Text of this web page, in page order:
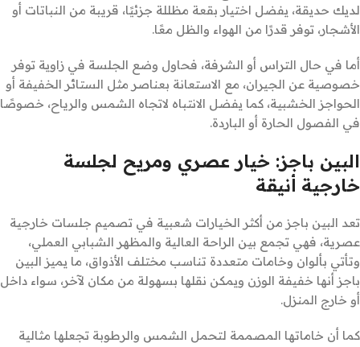
لديك حديقة، يفضل اختيار بقعة مظللة جزئيًا، قريبة من النباتات أو
الأشجار، توفر قدرًا من الهواء والظل معًا.
أما في حال التراس أو الشرفة، فحاول وضع الجلسة في زاوية توفر
خصوصية عن الجيران، مع الاستعانة بعناصر مثل الستائر الخفيفة أو
الحواجز الخشبية، كما يفضل الانتباه لاتجاه الشمس والرياح، خصوصًا
في الفصول الحارة أو الباردة.
البين باجز: خيار عصري ومريح لجلسة
خارجية أنيقة
تعد البين باجز من أكثر الخيارات شعبية في تصميم جلسات خارجية
عصرية، فهي تجمع بين الراحة العالية والمظهر الشبابي العملي،
وتأتي بألوان وخامات متعددة تناسب مختلف الأذواق، ما يميز البين
باجز أنها خفيفة الوزن ويمكن نقلها بسهولة من مكان لآخر، سواء داخل
أو خارج المنزل.
كما أن خاماتها المصممة لتحمل الشمس والرطوبة تجعلها مثالية